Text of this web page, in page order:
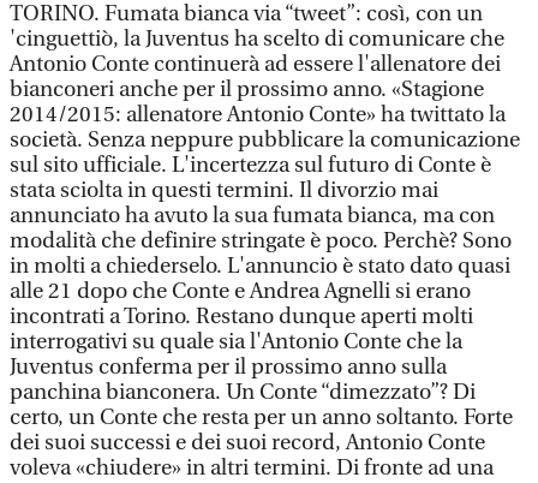
TORINO. Fumata bianca via “tweet”: così, con un
'cinguettiò, la Juventus ha scelto di comunicare che
Antonio Conte continuerà ad essere l'allenatore dei
bianconeri anche per il prossimo anno. «Stagione
2014/2015: allenatore Antonio Conte» ha twittato la
società. Senza neppure pubblicare la comunicazione
sul sito ufficiale. L'incertezza sul futuro di Conte è
stata sciolta in questi termini. Il divorzio mai
annunciato ha avuto la sua fumata bianca, ma con
modalità che definire stringate è poco. Perchè? Sono
in molti a chiederselo. L'annuncio è stato dato quasi
alle 21 dopo che Conte e Andrea Agnelli si erano
incontrati a Torino. Restano dunque aperti molti
interrogativi su quale sia l'Antonio Conte che la
Juventus conferma per il prossimo anno sulla
panchina bianconera. Un Conte “dimezzato”? Di
certo, un Conte che resta per un anno soltanto. Forte
dei suoi successi e dei suoi record, Antonio Conte
voleva «chiudere» in altri termini. Di fronte ad una